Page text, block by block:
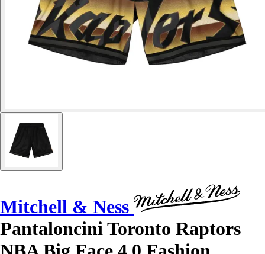
Mitchell & Ness
Pantaloncini Toronto Raptors